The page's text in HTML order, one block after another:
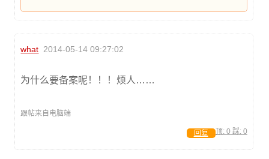
what 2014-05-14 09:27:02
为什么要备案呢！！！烦人……
跟帖来自电脑端
顶: 0 踩: 0
回复